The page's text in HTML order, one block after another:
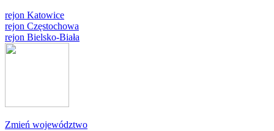
rejon Katowice
rejon Częstochowa
rejon Bielsko-Biała
Zmień województwo